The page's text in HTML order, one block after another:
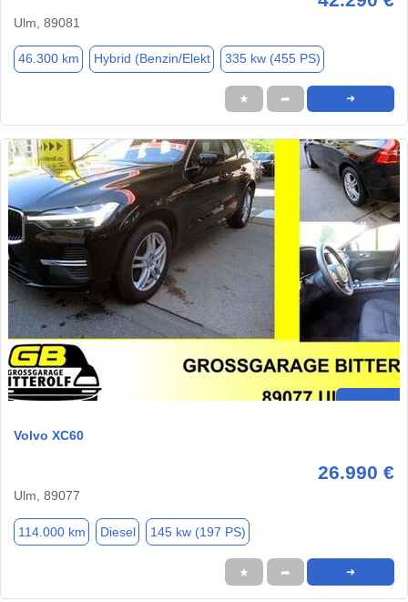
Ulm, 89081
46.300 km Hybrid (Benzin/Elekt 335 kw (455 PS)
★ ➦ ➜
Volvo XC60
26.990 €
Ulm, 89077
114.000 km Diesel 145 kw (197 PS)
★ ➦ ➜